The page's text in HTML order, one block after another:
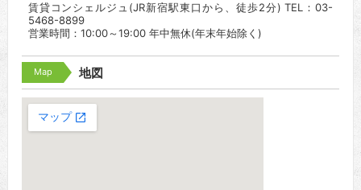
賃貸コンシェルジュ(JR新宿駅東口から、徒歩2分) TEL：03-
5468-8899
営業時間：10:00～19:00 年中無休(年末年始除く)
Map 地図